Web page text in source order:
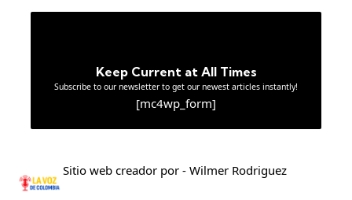
Keep Current at All Times
Subscribe to our newsletter to get our newest articles instantly!
[mc4wp_form]
Sitio web creador por - Wilmer Rodriguez